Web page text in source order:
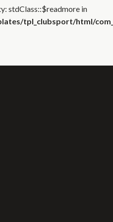
stdClass::$readmore in
tpl_clubsport/html/